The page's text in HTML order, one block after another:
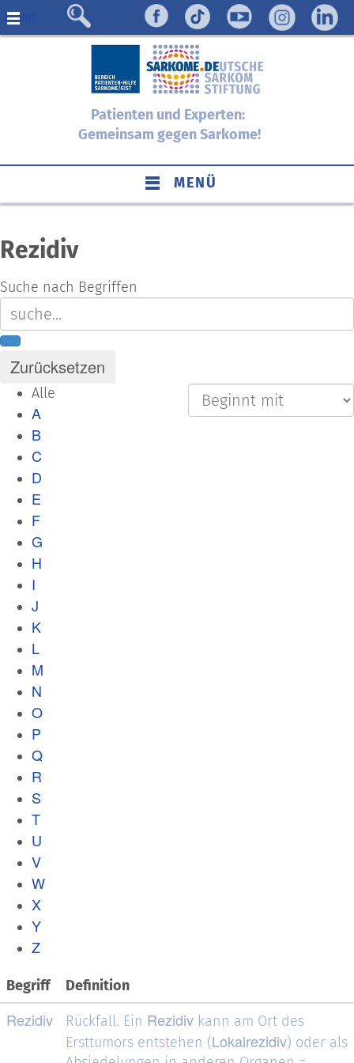
Menü
Patienten und Experten:
Gemeinsam gegen Sarkome!
MENÜ
Rezidiv
Suche nach Begriffen
Alle
A
B
C
D
E
F
G
H
I
J
K
L
M
N
O
P
Q
R
S
T
U
V
W
X
Y
Z
Begriff Definition
Rezidiv Rückfall. Ein Rezidiv kann am Ort des
Ersttumors entstehen (Lokalrezidiv) oder als